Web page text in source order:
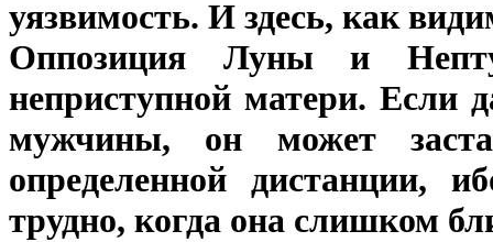
уязвимость. И здесь, как
Оппозиция Луны и
неприступной матери. Если
мужчины, он может
определенной дистанции,
трудно, когда она слишком